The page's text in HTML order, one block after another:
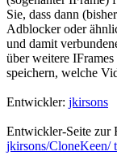
Entwickler: jkirsons
Entwickler-Seite zur
jkirsons/CloneKeen/